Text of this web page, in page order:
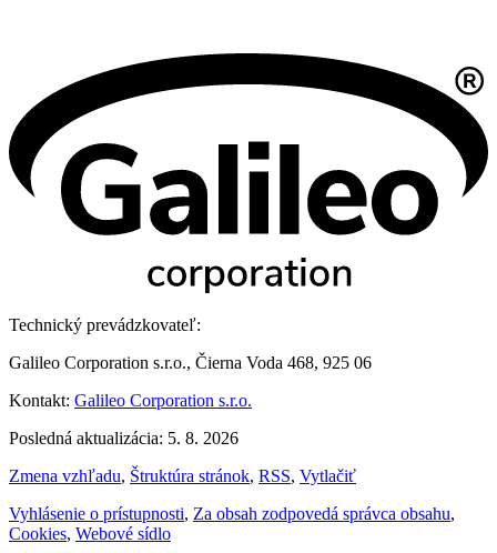
Technický prevádzkovateľ:
Galileo Corporation s.r.o., Čierna Voda 468, 925 06
Kontakt: Galileo Corporation s.r.o.
Posledná aktualizácia: 5. 8. 2026
Zmena vzhľadu, Štruktúra stránok, RSS, Vytlačiť
Vyhlásenie o prístupnosti, Za obsah zodpovedá správca obsahu,
Cookies, Webové sídlo